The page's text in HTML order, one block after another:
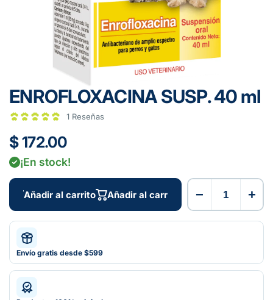
ENROFLOXACINA SUSP. 40 ml
1 Reseñas
$ 172.00
¡En stock!
Añadir al carrito Añadir al carrito − +
Envío gratis desde $599